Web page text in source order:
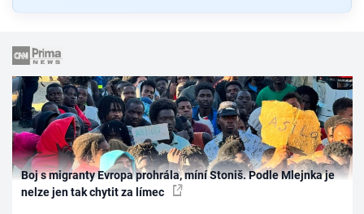
Boj s migranty Evropa prohrála, míní Stoniš. Podle Mlejnka je
nelze jen tak chytit za límec